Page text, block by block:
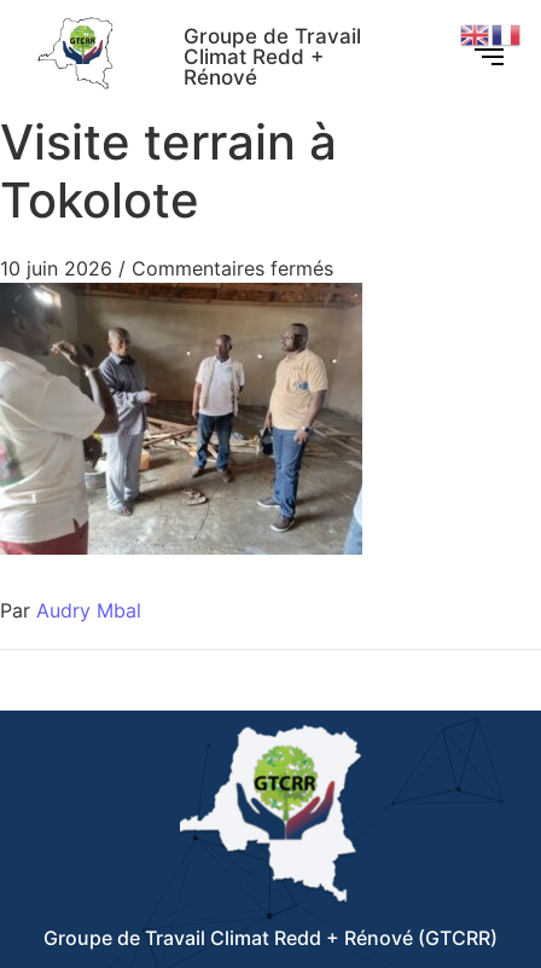
Groupe de Travail
Climat Redd +
Rénové
Visite terrain à
Tokolote
10 juin 2026 / Commentaires fermés
Par Audry Mbal
Groupe de Travail Climat Redd + Rénové (GTCRR)